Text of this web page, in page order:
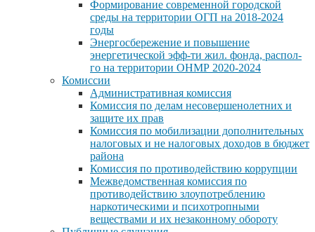
Формирование современной городской
среды на территории ОГП на 2018-2024
годы
Энергосбережение и повышение
энергетической эфф-ти жил. фонда, распол-
го на территории ОНМР 2020-2024
Комиссии
Административная комиссия
Комиссия по делам несовершенолетних и
защите их прав
Комиссия по мобилизации дополнительных
налоговых и не налоговых доходов в бюджет
района
Комиссия по противодействию коррупции
Межведомственная комиссия по
противодействию злоупотреблению
наркотическими и психотропными
веществами и их незаконному обороту